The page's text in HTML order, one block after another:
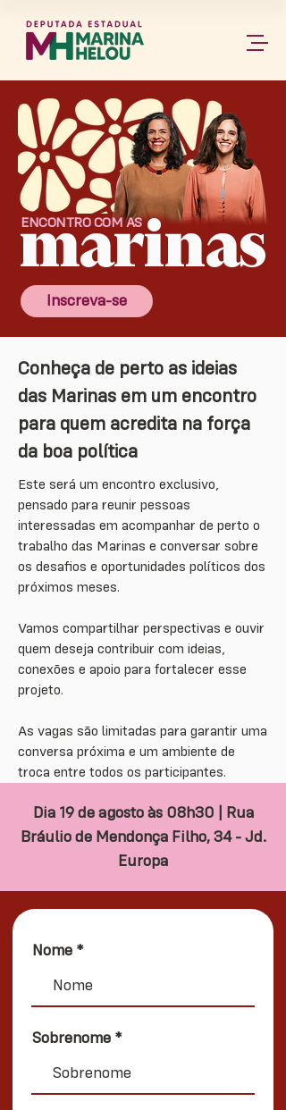
ENCONTRO COM AS
marinas
Inscreva-se
Conheça de perto as ideias
das Marinas em um encontro
para quem acredita na força
da boa política
Este será um encontro exclusivo,
pensado para reunir pessoas
interessadas em acompanhar de perto o
trabalho das Marinas e conversar sobre
os desafios e oportunidades políticos dos
próximos meses.
Vamos compartilhar perspectivas e ouvir
quem deseja contribuir com ideias,
conexões e apoio para fortalecer esse
projeto.
As vagas são limitadas para garantir uma
conversa próxima e um ambiente de
troca entre todos os participantes.
Dia 19 de agosto às 08h30 | Rua
Bráulio de Mendonça Filho, 34 - Jd.
Europa
Nome
Sobrenome